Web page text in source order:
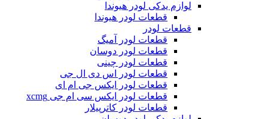
لوازم یدکی لودر هیوندا
قطعات لودر هیوندا
قطعات لودر
قطعات لودر آمیگ
قطعات لودر دوسان
قطعات لودر چینی
قطعات لودر اس دی ال جی
قطعات لودر ایکس جی ام ای
قطعات لودر ایکس سی ام جی xcmg
قطعات لودر کاترپیلار